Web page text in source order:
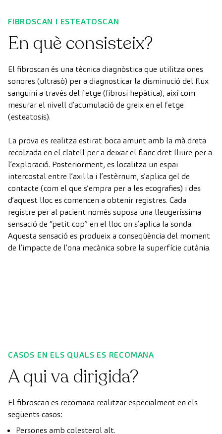
FIBROSCAN I ESTEATOSCAN
En què consisteix?
El fibroscan és una tècnica diagnòstica que utilitza ones
sonores (ultrasò) per a diagnosticar la disminució del flux
sanguini a través del fetge (fibrosi hepàtica), així com
mesurar el nivell d’acumulació de greix en el fetge
(esteatosis).
La prova es realitza estirat boca amunt amb la mà dreta
recolzada en el clatell per a deixar el flanc dret lliure per a
l’exploració. Posteriorment, es localitza un espai
intercostal entre l’axil·la i l’estèrnum, s’aplica gel de
contacte (com el que s’empra per a les ecografies) i des
d’aquest lloc es comencen a obtenir registres. Cada
registre per al pacient només suposa una lleugeríssima
sensació de “petit cop” en el lloc on s’aplica la sonda.
Aquesta sensació es produeix a conseqüència del moment
de l’impacte de l’ona mecànica sobre la superfície cutània.
CASOS EN ELS QUALS ES RECOMANA
A qui va dirigida?
El fibroscan es recomana realitzar especialment en els
següents casos:
Persones amb colesterol alt.